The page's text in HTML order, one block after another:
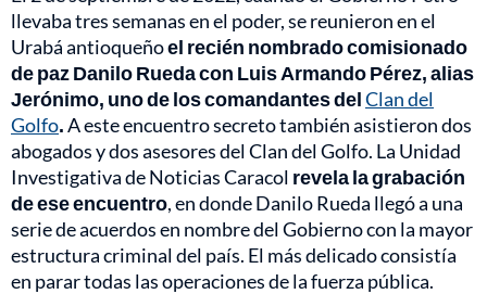
llevaba tres semanas en el poder, se reunieron en el
Urabá antioqueñoel recién nombrado comisionado
de paz Danilo Rueda con Luis Armando Pérez, alias
Jerónimo, uno de los comandantes delClan del
Golfo.A este encuentro secreto también asistieron dos
abogados y dos asesores del Clan del Golfo. La Unidad
Investigativa de Noticias Caracol revela la grabación
de ese encuentro, en donde Danilo Rueda llegó a una
serie de acuerdos en nombre del Gobierno con la mayor
estructura criminal del país. El más delicado consistía
en parar todas las operaciones de la fuerza pública.